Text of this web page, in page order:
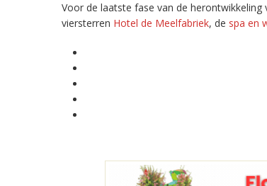
Voor de laatste fase van de
viersterren Hotel de Meelfabriek, de spa en